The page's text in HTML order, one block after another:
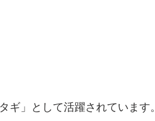
」として活躍されています。